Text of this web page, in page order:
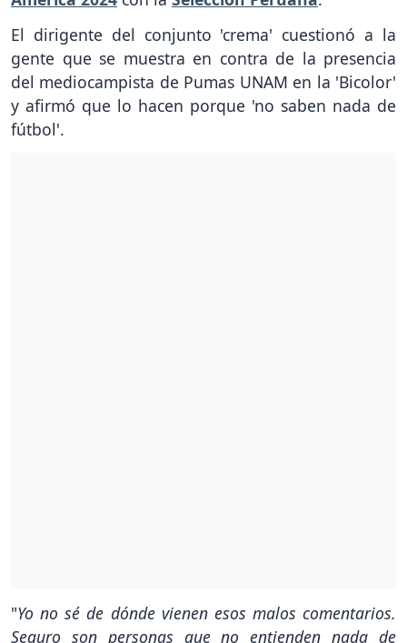
El dirigente del conjunto 'crema' cuestionó a la
gente que se muestra en contra de la presencia
del mediocampista de Pumas UNAM en la 'Bicolor'
y afirmó que lo hacen porque 'no saben nada de
fútbol'.
"Yo no sé de dónde vienen esos malos comentarios.
Seguro son personas que no entienden nada de